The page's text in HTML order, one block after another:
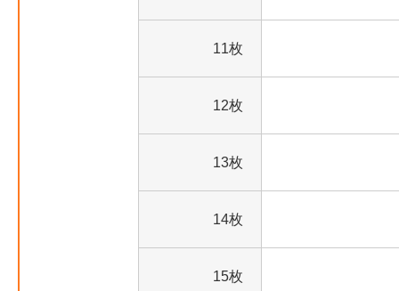
11枚
12枚
13枚
14枚
15枚